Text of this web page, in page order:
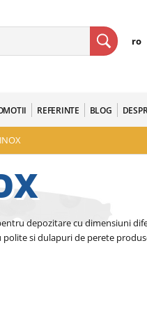
ro
REFERINTE BLOG
depozitare cu dimensiuni
si dulapuri de perete